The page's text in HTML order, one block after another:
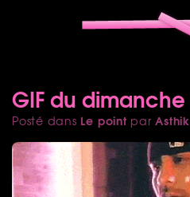
GIF du dimanche
Posté dans Le point parAsthik